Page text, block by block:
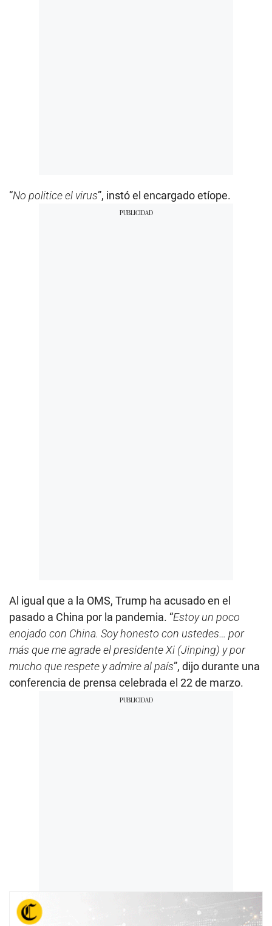
“No politice el virus”, instó el encargado etíope.
Al igual que a la OMS, Trump ha acusado en el
pasado a China por la pandemia. “Estoy un poco
enojado con China. Soy honesto con ustedes… por
más que me agrade el presidente Xi (Jinping) y por
mucho que respete y admire al país”, dijo durante una
conferencia de prensa celebrada el 22 de marzo.